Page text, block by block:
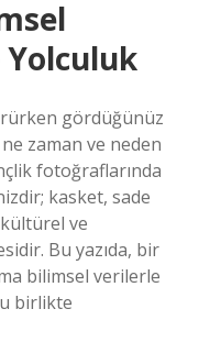
Yolculuk
gördüğünüz
zaman ve neden
fotoğraflarında
kasket, sade
ve
Bu yazıda, bir
bilimsel verilerle
birlikte